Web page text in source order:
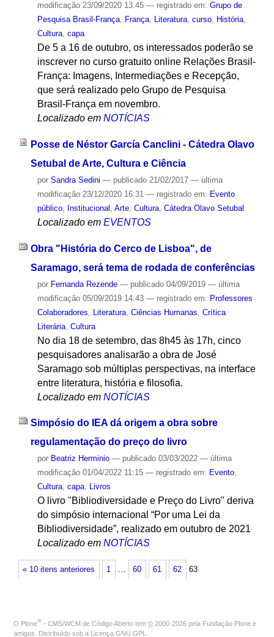
modificação23/09/2020 13:45 — registrado em: Grupo de
Pesquisa Brasil-França, França, Literatura, curso, História,
Cultura, capa
De 5 a 16 de outubro, os interessados poderão se
inscrever no curso gratuito online Relações Brasil-
França: Imagens, Intermediações e Recepção,
que será realizado pelo Grupo de Pesquisa
Brasil-França em novembro.
Localizado em NOTÍCIAS
Posse de Néstor García Canclini - Cátedra Olavo
Setubal de Arte, Cultura e Ciência
por Sandra Sedini — publicado21/02/2017 — última
modificação23/12/2020 16:31 — registrado em: Evento
público, Institucional , Arte, Cultura, Cátedra Olavo Setubal
Localizado em EVENTOS
Obra "História do Cerco de Lisboa", de
Saramago, será tema de rodada de conferências
por Fernanda Rezende — publicado04/09/2019 — última
modificação05/09/2019 14:43 — registrado em: Professores
Colaboradores
Literatura, Ciências Humanas Crítica
Literária, Cultura
No dia 18 de setembro, das 8h45 às 17h, cinco
pesquisadores analisarão a obra de José
Saramago sob múltiplas perspectivas, na interface
entre literatura, história e filosofia.
Localizado em NOTÍCIAS
Simpósio do IEA dá origem a obra sobre
regulamentação do preço do livro
por Beatriz Herminio — publicado03/03/2022 — última
modificação01/04/2022 11:15 — registrado em: Evento,
Cultura, capa, Livros
O livro "Bibliodiversidade e Preço do Livro" deriva
do simpósio internacional “Por uma Lei da
Bibliodiversidade”, realizado em outubro de 2021
Localizado em NOTÍCIAS
« 10 itens anteriores 1 60 61 62 63
O Plone® - CMS/WCM de Código Aberto tem © 2000-2026 pela Fundação Plone e
amigos. Distribuído sob a Licença GNU GPL